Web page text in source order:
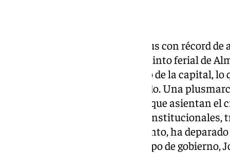
Granada cerró su feria del Corpus con récord
personas que pasaron por el recinto ferial de
anunciada por el Ayuntamiento de la capital,
18,9% con respecto al año pasado. Una
aumento de las casetas, con 79 que asientan
De ellas, 61 tradicionales, siete institucionales,
servicios. Todo ello, en su conjunto, ha
ha valorado el portavoz del equipo de gobierno,